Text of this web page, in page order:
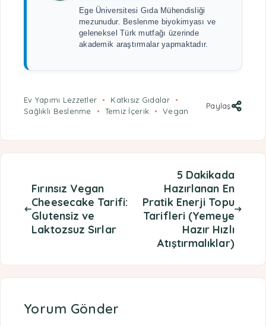
Ege Üniversitesi Gıda Mühendisliği
mezunudur. Beslenme biyokimyası ve
geleneksel Türk mutfağı üzerinde
akademik araştırmalar yapmaktadır.
Ev Yapımı Lezzetler
Katkısız Gıdalar
Sağlıklı Beslenme
Temiz İçerik Vegan
Paylaş
Fırınsız Vegan
Cheesecake Tarifi:
Glutensiz ve
Laktozsuz Sırlar
5 Dakikada
Hazırlanan En
Pratik Enerji Topu
Tarifleri (Yemeye
Hazır Hızlı
Atıştırmalıklar)
Yorum Gönder